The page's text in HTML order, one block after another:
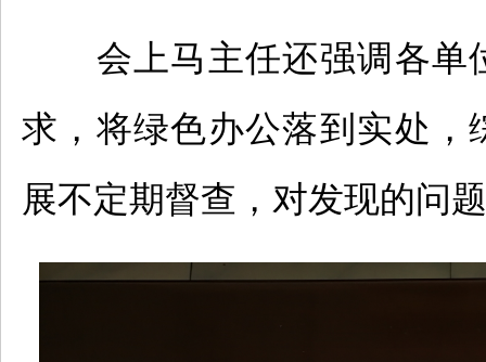
会上马主任还强调各单
求，将绿色办公落到实处，
展不定期督查，对发现的问